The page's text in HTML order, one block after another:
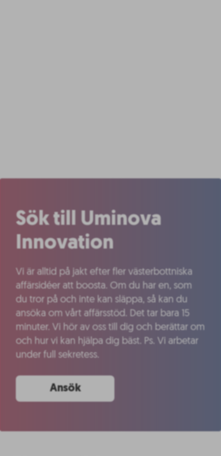
Sök till Uminova
Innovation
Vi är alltid på jakt efter fler västerbottniska
affärsidéer att boosta. Om du har en, som
du tror på och inte kan släppa, så kan du
ansöka om vårt affärsstöd. Det tar bara 15
minuter. Vi hör av oss till dig och berättar om
och hur vi kan hjälpa dig bäst. Ps. Vi arbetar
under full sekretess.
Ansök